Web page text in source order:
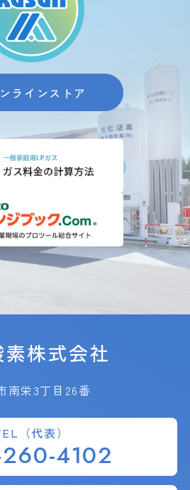
ラインストア
南栄3丁目26番
（代表）
4102